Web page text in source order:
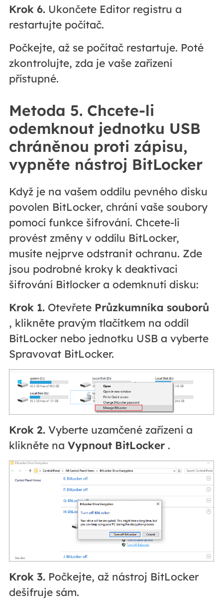
Krok 6.Ukončete Editor registru a
restartujte počítač.
Počkejte, až se počítač restartuje. Poté
zkontrolujte, zda je vaše zařízení
přístupné.
Metoda 5. Chcete-li
odemknout jednotku USB
chráněnou proti zápisu,
vypněte nástroj BitLocker
Když je na vašem oddílu pevného disku
povolen BitLocker, chrání vaše soubory
pomocí funkce šifrování. Chcete-li
provést změny v oddílu BitLocker,
musíte nejprve odstranit ochranu. Zde
jsou podrobné kroky k deaktivaci
šifrování Bitlocker a odemknutí disku:
Krok 1.Otevřete Průzkumníka souborů
, klikněte pravým tlačítkem na oddíl
BitLocker nebo jednotku USB a vyberte
Spravovat BitLocker.
Krok 2.Vyberte uzamčené zařízení a
klikněte na Vypnout BitLocker.
Krok 3.Počkejte, až nástroj BitLocker
dešifruje sám.